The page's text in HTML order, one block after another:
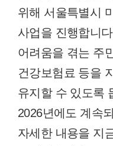
위해 서울특별시
사업을 진행합니
어려움을 겪는 주
건강보험료 등을
유지할 수 있도록
2026년에도 계속
자세한 내용을 지